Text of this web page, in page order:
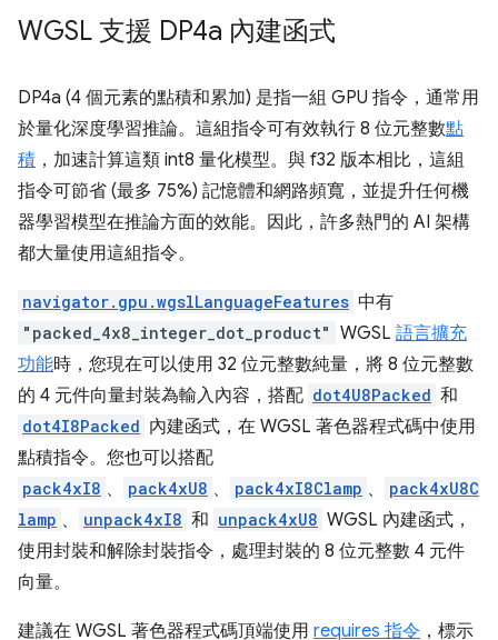
WGSL 支援 DP4a 內建函式
DP4a (4 個元素的點積和累加) 是指一組 GPU 指令，通常用
於量化深度學習推論。這組指令可有效執行 8 位元整數點
積 ，加速計算這類 int8 量化模型。與 f32 版本相比，這組
指令可節省 (最多 75%) 記憶體和網路頻寬，並提升任何機
器學習模型在推論方面的效能。因此，許多熱門的 AI 架構
都大量使用這組指令。
navigator.gpu.wgslLanguageFeatures 中有
"packed_4x8_integer_dot_product" WGSL 語言擴充
功能時，您現在可以使用 32 位元整數純量，將 8 位元整數
的 4 元件向量封裝為輸入內容，搭配 dot4U8Packed 和
dot4I8Packed 內建函式，在 WGSL 著色器程式碼中使用
點積指令。您也可以搭配
pack4xI8 、 pack4xU8 、 pack4xI8Clamp 、
pack4xU8C
lamp 、 unpack4xI8 和 unpack4xU8 WGSL 內建函式，
使用封裝和解除封裝指令，處理封裝的 8 位元整數 4 元件
向量。
建議在 WGSL 著色器程式碼頂端使用 requires 指令 ，標示